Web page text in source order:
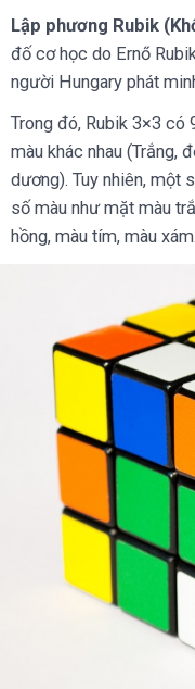
Lập phương Rubik
đố cơ học do Ernő
người Hungary phát
Trong đó, Rubik 3×3 có
màu khác nhau (Trắng,
dương). Tuy nhiên, một
số màu như mặt màu
hồng, màu tím, màu xám.